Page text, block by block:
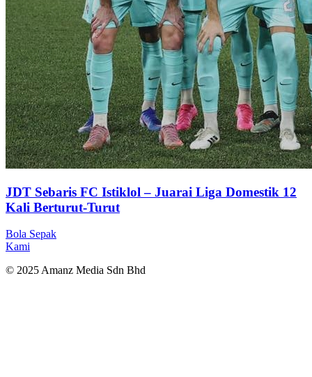
JDT Sebaris FC Istiklol – Juarai Liga Domestik 12
Kali Berturut-Turut
Bola Sepak
Kami
© 2025 Amanz Media Sdn Bhd